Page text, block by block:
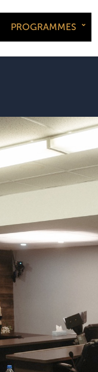
PROGRAMMES